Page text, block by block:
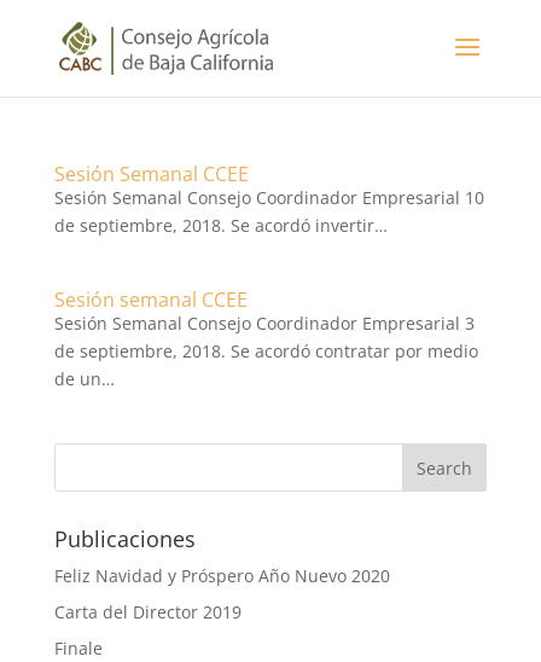
Sesión Semanal CCEE
Sesión Semanal Consejo Coordinador Empresarial 10
de septiembre, 2018. Se acordó invertir…
Sesión semanal CCEE
Sesión Semanal Consejo Coordinador Empresarial 3
de septiembre, 2018. Se acordó contratar por medio
de un…
Publicaciones
Feliz Navidad y Próspero Año Nuevo 2020
Carta del Director 2019
Finale